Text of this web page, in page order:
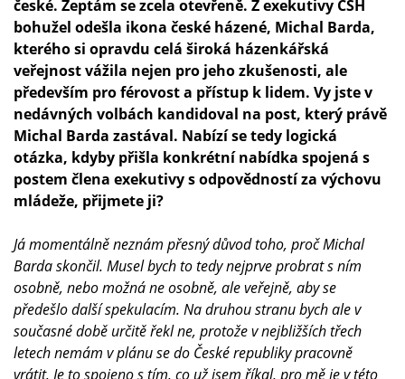
české. Zeptám se zcela otevřeně. Z exekutivy ČSH
bohužel odešla ikona české házené, Michal Barda,
kterého si opravdu celá široká házenkářská
veřejnost vážila nejen pro jeho zkušenosti, ale
především pro férovost a přístup k lidem. Vy jste v
nedávných volbách kandidoval na post, který právě
Michal Barda zastával. Nabízí se tedy logická
otázka, kdyby přišla konkrétní nabídka spojená s
postem člena exekutivy s odpovědností za výchovu
mládeže, přijmete ji?
Já momentálně neznám přesný důvod toho, proč Michal
Barda skončil. Musel bych to tedy nejprve probrat s ním
osobně, nebo možná ne osobně, ale veřejně, aby se
předešlo další spekulacím. Na druhou stranu bych ale v
současné době určitě řekl ne, protože v nejbližších třech
letech nemám v plánu se do České republiky pracovně
vrátit. Je to spojeno s tím, co už jsem říkal, pro mě je v této